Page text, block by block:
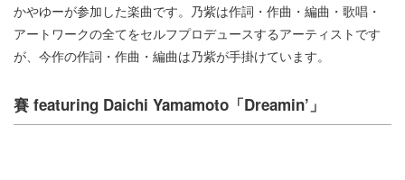
かやゆーが参加した楽曲です。乃紫は作詞・作曲・編曲・歌唱・
アートワークの全てをセルフプロデュースするアーティストです
が、今作の作詞・作曲・編曲は乃紫が手掛けています。
賽 featuring Daichi Yamamoto「Dreamin’」